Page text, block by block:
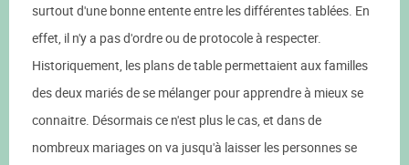
surtout d'une bonne entente entre les différentes tablées. En
effet, il n'y a pas d'ordre ou de protocole à respecter.
Historiquement, les plans de table permettaient aux familles
des deux mariés de se mélanger pour apprendre à mieux se
connaitre. Désormais ce n'est plus le cas, et dans de
nombreux mariages on va jusqu'à laisser les personnes se